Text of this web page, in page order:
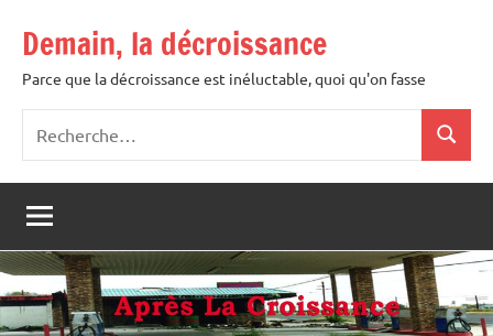
contenu
Demain, la décroissance
Parce que la décroissance est inéluctable, quoi qu'on fasse
Recherche
pour
: